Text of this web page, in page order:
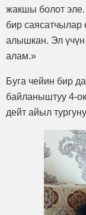
жакшы болот эле.
бир
алышкан. Эл
алам.»
Буга чейин бир
байланыштуу 4-
дейт айыл